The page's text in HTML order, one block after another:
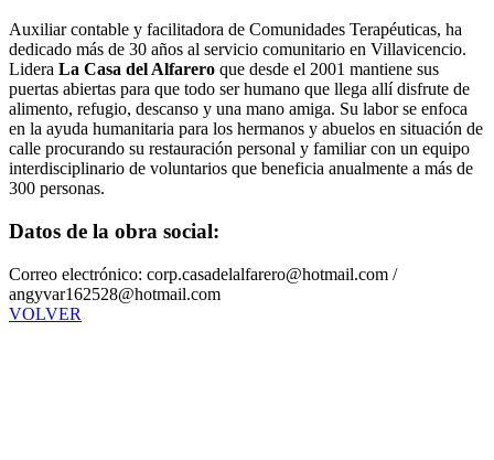
Auxiliar contable y facilitadora de Comunidades Terapéuticas, ha
dedicado más de 30 años al servicio comunitario en Villavicencio.
Lidera La Casa del Alfarero que desde el 2001 mantiene sus
puertas abiertas para que todo ser humano que llega allí disfrute de
alimento, refugio, descanso y una mano amiga. Su labor se enfoca
en la ayuda humanitaria para los hermanos y abuelos en situación de
calle procurando su restauración personal y familiar con un equipo
interdisciplinario de voluntarios que beneficia anualmente a más de
300 personas.
Datos de la obra social:
Correo electrónico: corp.casadelalfarero@hotmail.com /
angyvar162528@hotmail.com
VOLVER